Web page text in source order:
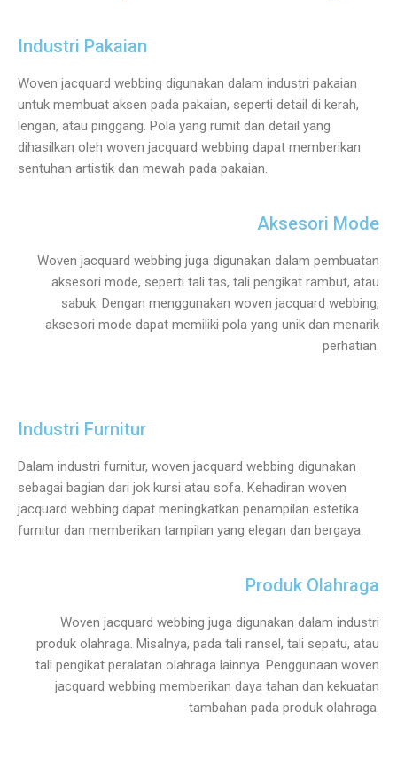
Industri Pakaian
Woven jacquard webbing digunakan dalam industri pakaian
untuk membuat aksen pada pakaian, seperti detail di kerah,
lengan, atau pinggang. Pola yang rumit dan detail yang
dihasilkan oleh woven jacquard webbing dapat memberikan
sentuhan artistik dan mewah pada pakaian.
Aksesori Mode
Woven jacquard webbing juga digunakan dalam pembuatan
aksesori mode, seperti tali tas, tali pengikat rambut, atau
sabuk. Dengan menggunakan woven jacquard webbing,
aksesori mode dapat memiliki pola yang unik dan menarik
perhatian.
Industri Furnitur
Dalam industri furnitur, woven jacquard webbing digunakan
sebagai bagian dari jok kursi atau sofa. Kehadiran woven
jacquard webbing dapat meningkatkan penampilan estetika
furnitur dan memberikan tampilan yang elegan dan bergaya.
Produk Olahraga
Woven jacquard webbing juga digunakan dalam industri
produk olahraga. Misalnya, pada tali ransel, tali sepatu, atau
tali pengikat peralatan olahraga lainnya. Penggunaan woven
jacquard webbing memberikan daya tahan dan kekuatan
tambahan pada produk olahraga.